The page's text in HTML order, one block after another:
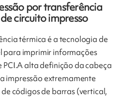
por transferência
circuito impresso
térmica é a tecnologia de
para imprimir informações
PCI.A alta definição da cabeça
impressão extremamente
códigos de barras (vertical,